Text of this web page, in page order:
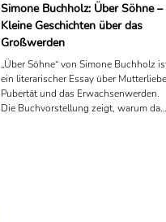
Simone Buchholz: Über Söhne –
Kleine Geschichten über das
Großwerden
„Über Söhne“ von Simone Buchholz
ein literarischer Essay über
Pubertät und das Erwachsenwerden.
Die Buchvorstellung zeigt, warum das